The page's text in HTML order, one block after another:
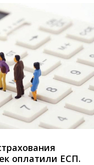
оплатили ЕСП.